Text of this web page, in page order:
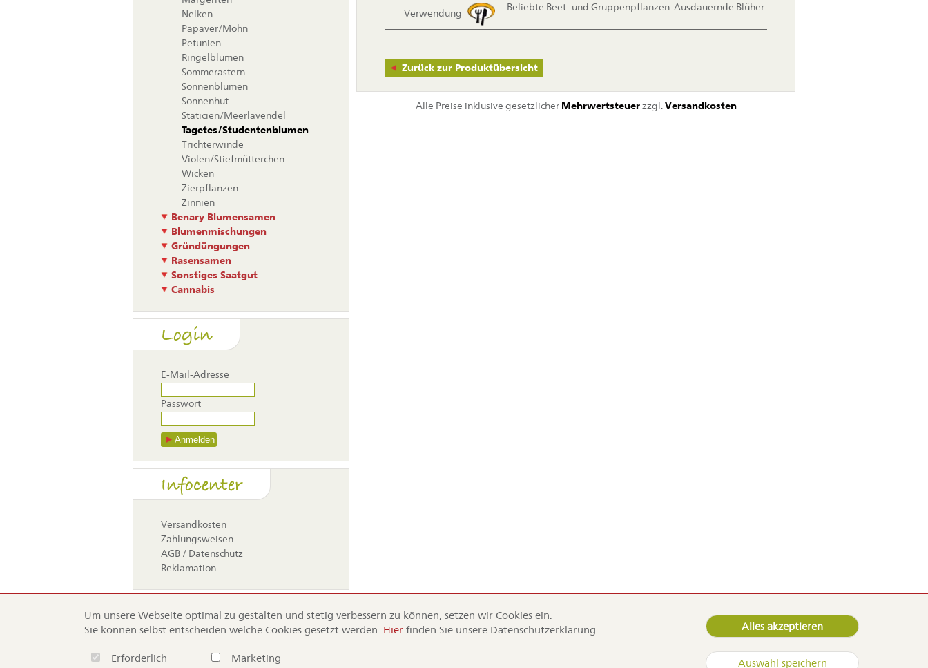
Verwendung
Beliebte Beet- und Gruppenpflanzen. Ausdauernde Blüher.
Zurück zur Produktübersicht
Alle Preise inklusive gesetzlicher Mehrwertsteuerzzgl. Versandkosten
Nelken
Papaver/Mohn
Petunien
Ringelblumen
Sommerastern
Sonnenblumen
Sonnenhut
Staticien/Meerlavendel
Tagetes/Studentenblumen
Trichterwinde
Violen/Stiefmütterchen
Wicken
Zierpflanzen
Zinnien
Benary Blumensamen
Blumenmischungen
Gründüngungen
Rasensamen
Sonstiges Saatgut
Cannabis
Login
E-Mail-Adresse
Passwort
Anmelden
Infocenter
Versandkosten
Zahlungsweisen
AGB / Datenschutz
Reklamation
Navigation
Home
Um unsere Webseite optimal zu gestalten und stetig verbessern zu können, setzen wir Cookies ein.
Sie können selbst entscheiden welche Cookies gesetzt werden. Hier finden Sie unsere Datenschutzerklärung
Erforderlich Marketing
Alles akzeptieren
Auswahl speichern